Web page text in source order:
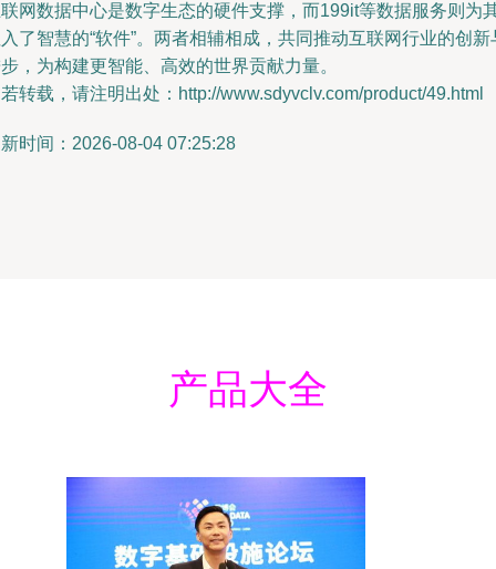
网数据中心是数字生态的硬件支撑，而199it等数据服务则为
了智慧的“软件”。两者相辅相成，共同推动互联网行业的创新
，为构建更智能、高效的世界贡献力量。
转载，请注明出处：http://www.sdyvclv.com/product/49.html
时间：2026-08-04 07:25:28
产品大全